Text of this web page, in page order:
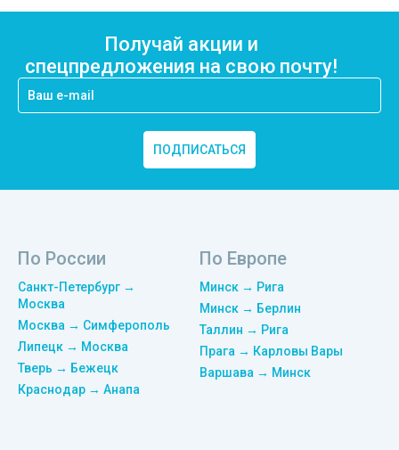
Получай акции и
спецпредложения на свою почту!
ПОДПИСАТЬСЯ
По России
Санкт-Петербург →
Москва
Москва → Симферополь
Липецк → Москва
Тверь → Бежецк
Краснодар → Анапа
По Европе
Минск → Рига
Минск → Берлин
Таллин → Рига
Прага → Карловы Вары
Варшава → Минск